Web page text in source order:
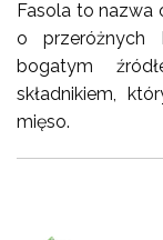
Fasola to nazwa
o przeróżnych
bogatym
składnikiem,
mięso.